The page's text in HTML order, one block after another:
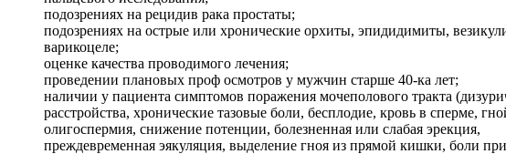
подозрениях на рецидив рака простаты;
подозрениях на острые или хронические орхиты, эпидидимиты,
варикоцеле;
оценке качества проводимого лечения;
проведении плановых проф осмотров у мужчин старше 40-ка лет;
наличии у пациента симптомов поражения мочеполового тракта
расстройства, хронические тазовые боли, бесплодие, кровь в сперме,
олигоспермия, снижение потенции, болезненная или слабая эрекция,
преждевременная эякуляция, выделение гноя из прямой кишки, боли